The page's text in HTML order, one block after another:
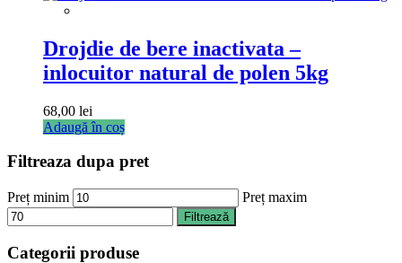
Drojdie de bere inactivata –
inlocuitor natural de polen 5kg
68,00 lei
Adaugă în coș
Filtreaza dupa pret
Preț minim Preț maxim
Filtrează
Categorii produse